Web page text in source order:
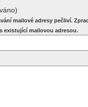
zdravotních okolnostech.
lékaře o návrh, který
My vám spolehlivou odpověď
mailové adresy pečliví.
existující mailovou adresou.